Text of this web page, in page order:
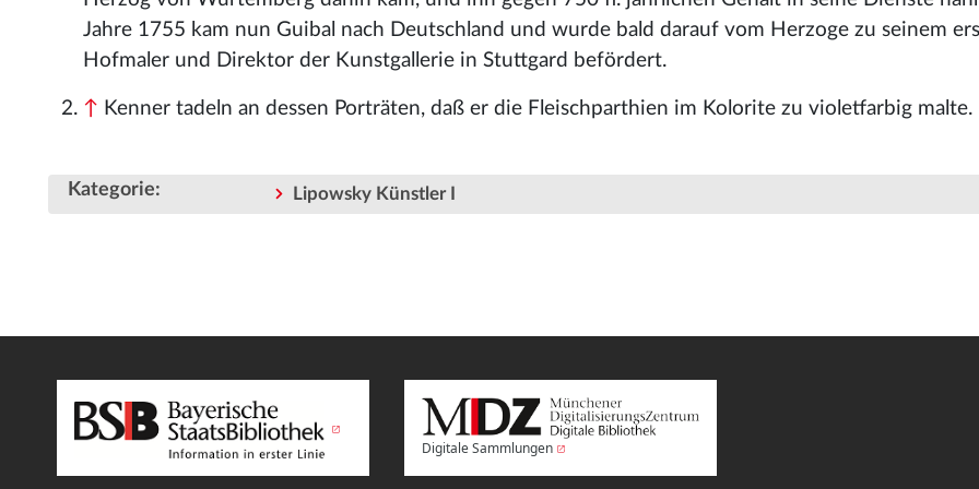
Jahre 1755 kam nun Guibal nach Deutschland und wurde bald darauf vom Herzoge zu seinem
Hofmaler und Direktor der Kunstgallerie in Stuttgard befördert.
↑ Kenner tadeln an dessen Porträten, daß er die Fleischparthien im Kolorite zu violetfarbig malte.
Kategorie: Lipowsky Künstler I
Digitale Sammlungen